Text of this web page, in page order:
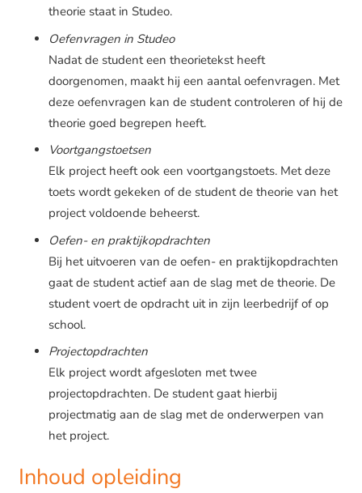
theorie staat in Studeo.
Oefenvragen in Studeo
Nadat de student een theorietekst heeft
doorgenomen, maakt hij een aantal oefenvragen. Met
deze oefenvragen kan de student controleren of hij de
theorie goed begrepen heeft.
Voortgangstoetsen
Elk project heeft ook een voortgangstoets. Met deze
toets wordt gekeken of de student de theorie van het
project voldoende beheerst.
Oefen- en praktijkopdrachten
Bij het uitvoeren van de oefen- en praktijkopdrachten
gaat de student actief aan de slag met de theorie. De
student voert de opdracht uit in zijn leerbedrijf of op
school.
Projectopdrachten
Elk project wordt afgesloten met twee
projectopdrachten. De student gaat hierbij
projectmatig aan de slag met de onderwerpen van
het project.
Inhoud opleiding